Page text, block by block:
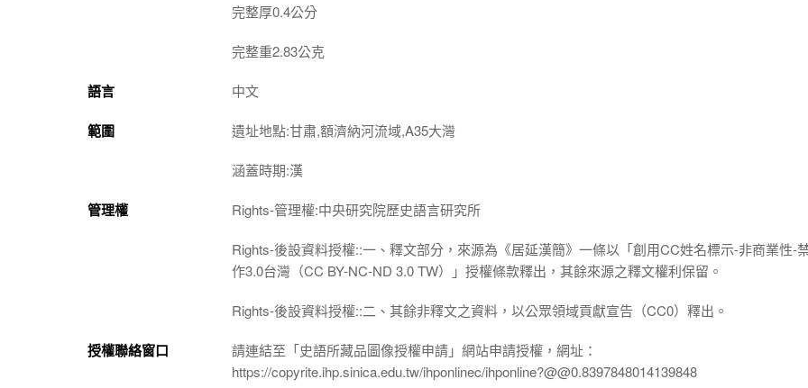
完整厚0.4公分
完整重2.83公克
語言 中文
範圍 遺址地點:甘肅,額濟納河流域,A35大灣
涵蓋時期:漢
管理權 Rights-管理權:中央研究院歷史語言研究所
Rights-後設資料授權::一、釋文部分，來源為《居延漢簡》一條以「創用CC姓名標示-非商業性-
作3.0台灣（CC BY-NC-ND 3.0 TW）」授權條款釋出，其餘來源之釋文權利保留。
Rights-後設資料授權::二、其餘非釋文之資料，以公眾領域貢獻宣告（CC0）釋出。
授權聯絡窗口
請連結至「史語所藏品圖像授權申請」網站申請授權，網址：
https://copyrite.ihp.sinica.edu.tw/ihponlinec/ihponline?@@0.8397848014139848